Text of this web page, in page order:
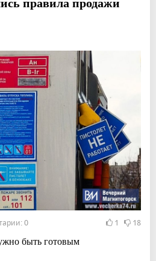
0 1 18
быть готовым